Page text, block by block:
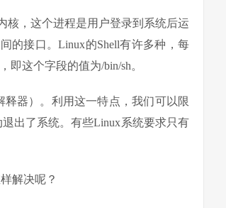
核，这个进程是用户登录到系统后运
的接口。Linux的Shell有许多种，每
即这个字段的值为/bin/sh。
器）。利用这一特点，我们可以限
出了系统。有些Linux系统要求只有
解决呢？